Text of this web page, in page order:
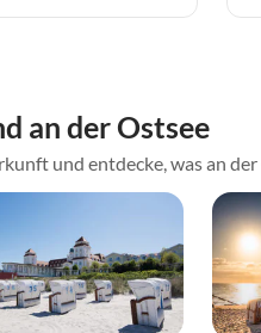
an der Ostsee
und entdecke, was an